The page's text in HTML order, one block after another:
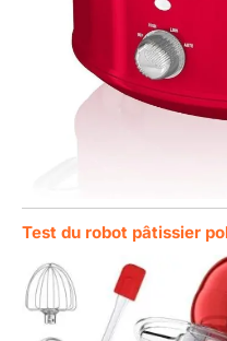
Test du robot pâtissier